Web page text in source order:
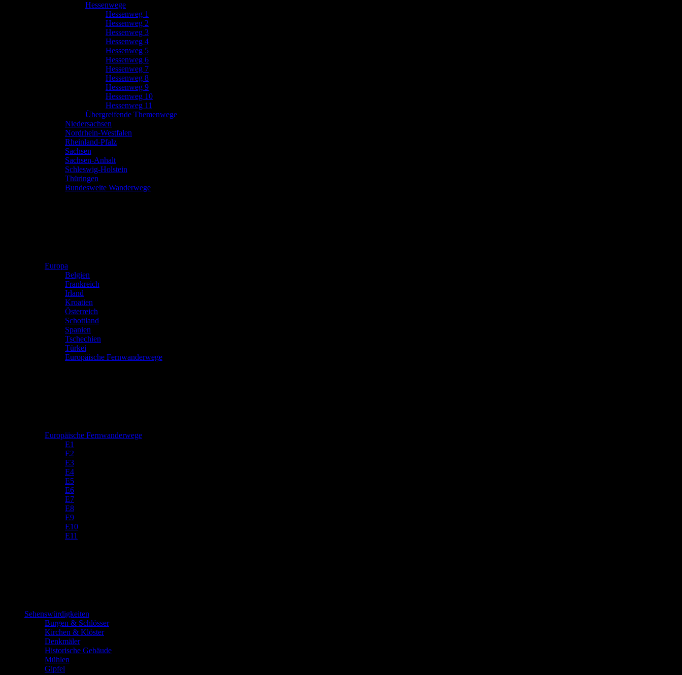
Hessenwege
Hessenweg 1
Hessenweg 2
Hessenweg 3
Hessenweg 4
Hessenweg 5
Hessenweg 6
Hessenweg 7
Hessenweg 8
Hessenweg 9
Hessenweg 10
Hessenweg 11
Übergreifende Themenwege
Niedersachsen
Nordrhein-Westfalen
Rheinland-Pfalz
Sachsen
Sachsen-Anhalt
Schleswig-Holstein
Thüringen
Bundesweite Wanderwege
Europa
Belgien
Frankreich
Irland
Kroatien
Österreich
Schottland
Spanien
Tschechien
Türkei
Europäische Fernwanderwege
Europäische Fernwanderwege
E1
E2
E3
E4
E5
E6
E7
E8
E9
E10
E11
Sehenswürdigkeiten
Burgen & Schlösser
Kirchen & Klöster
Denkmäler
Historische Gebäude
Mühlen
Gipfel